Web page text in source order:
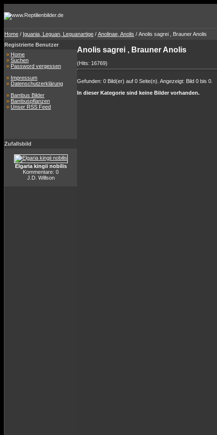
Home / Iguania, Leguan, Leguanartige / Anolinae, Anolis / Anolis sagrei , Brauner Anolis
Registrierte Benutzer
» Home
» Suchen
» Password vergessen
» Impressum
» Datenschutzerklärung
» Bambus Bilder
» Bambuspflanzen
» Unser RSS Feed
Zufallsbild
Elgaria kingii nobilis
Kommentare: 0
J.D. Willson
Anolis sagrei , Brauner Anolis
(Hits: 16769)
Gefunden: 0 Bild(er) auf 0 Seite(n). Angezeigt: Bild 0 bis 0.
In dieser Kategorie sind keine Bilder vorhanden.